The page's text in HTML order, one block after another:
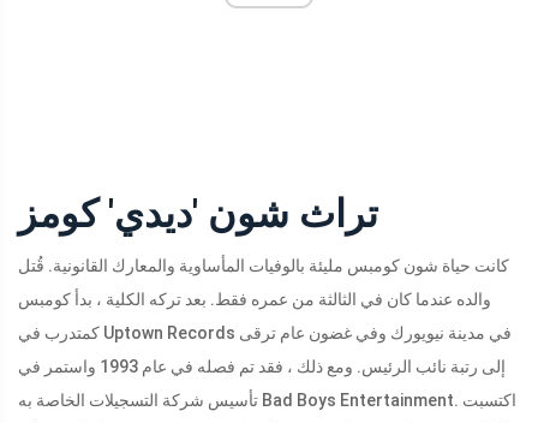
تراث شون 'ديدي' كومز
كانت حياة شون كومبس مليئة بالوفيات المأساوية والمعارك القانونية. قُتل
والده عندما كان في الثالثة من عمره فقط. بعد تركه الكلية ، بدأ كومبس
كمتدرب في Uptown Records في مدينة نيويورك وفي غضون عام ترقى
إلى رتبة نائب الرئيس. ومع ذلك ، فقد تم فصله في عام 1993 واستمر في
تأسيس شركة التسجيلات الخاصة به Bad Boys Entertainment. اكتسبت